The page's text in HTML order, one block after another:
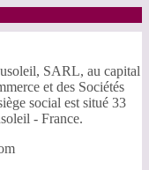
SARL, au capital
et des Sociétés
social est situé 33
- France.